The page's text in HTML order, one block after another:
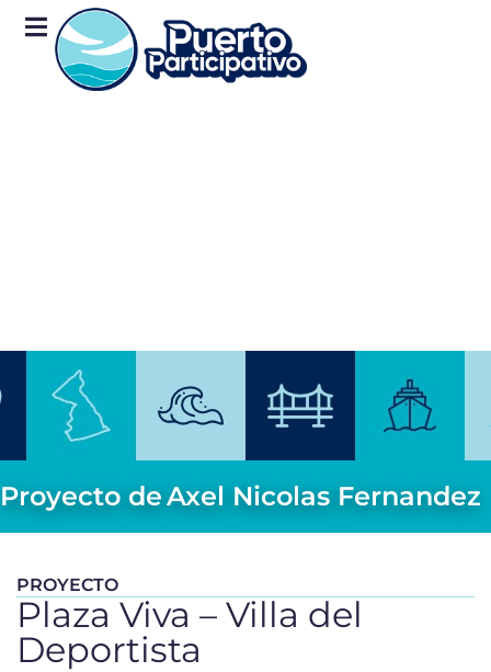
Proyecto deAxel Nicolas Fernandez
PROYECTO
Plaza Viva – Villa del
Deportista